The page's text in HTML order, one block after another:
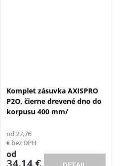
Komplet zásuvka AXISPRO
P2O, čierne drevené dno do
korpusu 400 mm/
od 27,76
€ bez DPH
od